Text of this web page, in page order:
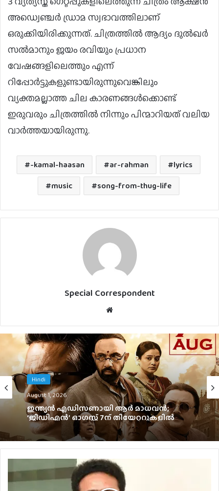
അഡ്വെഞ്ചർ ഡ്രാമ സ്വഭാവത്തിലാണ്
ഒരുക്കിയിരിക്കുന്നത്. ചിത്രത്തിൽ ആദ്യം ദുൽഖർ
സൽമാനും ജയം രവിയും പ്രധാന
വേഷങ്ങളിലെത്തും എന്ന്
റിപ്പോർട്ടുകളുണ്ടായിരുന്നുവെങ്കിലും
വ്യക്തമല്ലാത്ത ചില കാരണങ്ങൾക്കൊണ്ട്
ഇരുവരും ചിത്രത്തിൽ നിന്നും പിന്മാറിയത് വലിയ
വാർത്തയായിരുന്നു.
-kamal-haasan ar-rahman
lyrics
music
song-from-thug-life
Special Correspondent
Hindi
August 1, 2026
ഇന്ത്യൻ എഡിസണായി ആർ മാധവൻ;
‘ജിഡിഎൻ’ ഓഗസ്റ്റ് 7ന് തിയേറ്ററുകളിൽ